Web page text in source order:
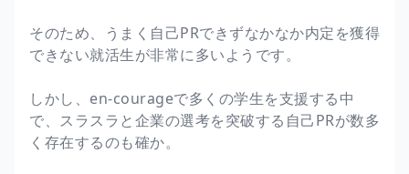
そのため、うまく自己PRできずなかなか内定を獲得
できない就活生が非常に多いようです。
しかし、en-courageで多くの学生を支援する中
で、スラスラと企業の選考を突破する自己PRが数多
く存在するのも確か。